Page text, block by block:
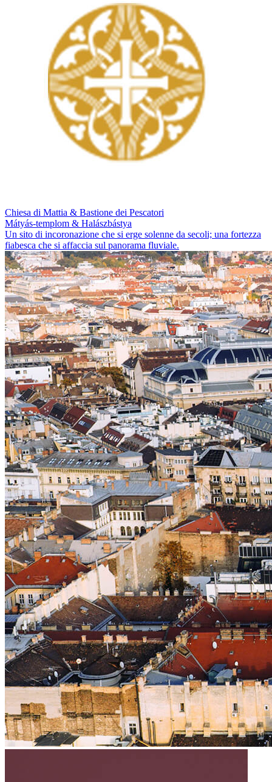
Chiesa di Mattia & Bastione dei Pescatori
Mátyás-templom & Halászbástya
Un sito di incoronazione che si erge solenne da secoli; una fortezza
fiabesca che si affaccia sul panorama fluviale.